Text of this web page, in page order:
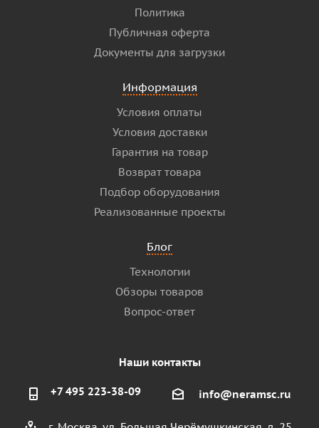
Политика
Публичная оферта
Документы для загрузки
Информация
Условия оплаты
Условия доставки
Гарантия на товар
Возврат товара
Подбор оборудования
Реализованные проекты
Блог
Технологии
Обзоры товаров
Вопрос-ответ
Наши контакты
+7 495 223-38-09 info@neramsc.ru